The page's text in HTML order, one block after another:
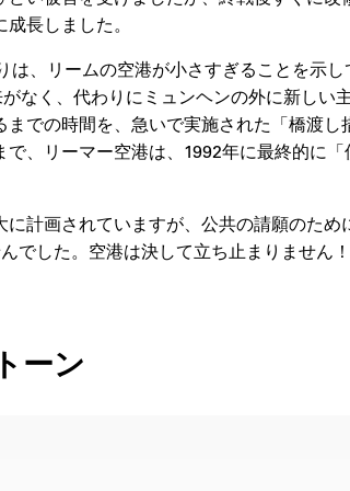
長しました。
、リームの空港が小さすぎることを示
なく、代わりにミュンヘンの外に新しい
での時間を、急いで実施された「橋渡
、リーマー空港は、1992年に最終的に
計画されていますが、公共の請願のた
でした。空港は決して立ち止まりません！
ーン